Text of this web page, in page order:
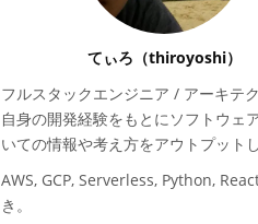
てぃろ（thiroyoshi）
フルスタックエンジニア / アーキテ
自身の開発経験をもとにソフトウェ
いての情報や考え方をアウトプットし
AWS, GCP, Serverless, Python,
き。